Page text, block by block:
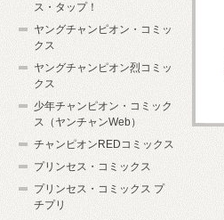
ス・タップ！
ヤングチャンピオン・コミッ
クス
ヤングチャンピオン烈コミッ
クス
少年チャンピオン・コミック
ス（ヤンチャンWeb）
チャンピオンREDコミックス
プリンセス・コミックス
プリンセス・コミックス プ
チプリ